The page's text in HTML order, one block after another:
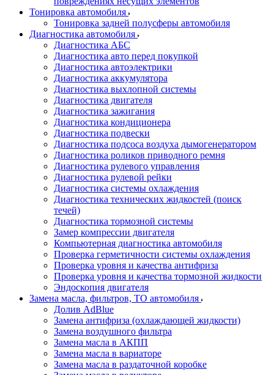
Тонировка автомобиля
Тонировка задней полусферы автомобиля
Диагностика автомобиля
Диагностика АБС
Диагностика авто перед покупкой
Диагностика автоэлектрики
Диагностика аккумулятора
Диагностика выхлопной системы
Диагностика двигателя
Диагностика зажигания
Диагностика кондиционера
Диагностика подвески
Диагностика подсоса воздуха дымогенератором
Диагностика роликов приводного ремня
Диагностика рулевого управления
Диагностика рулевой рейки
Диагностика системы охлаждения
Диагностика технических жидкостей (поиск
течей)
Диагностика тормозной системы
Замер компрессии двигателя
Компьютерная диагностика автомобиля
Проверка герметичности системы охлаждения
Проверка уровня и качества антифриза
Проверка уровня и качества тормозной жидкости
Эндоскопия двигателя
Замена масла, фильтров, ТО автомобиля
Долив AdBlue
Замена антифриза (охлаждающей жидкости)
Замена воздушного фильтра
Замена масла в АКПП
Замена масла в вариаторе
Замена масла в раздаточной коробке